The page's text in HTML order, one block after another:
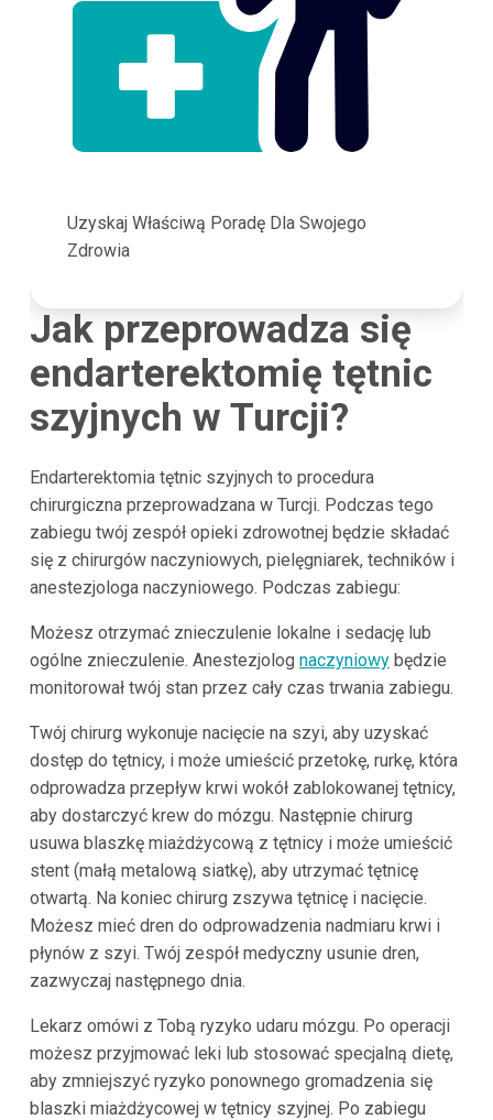
Uzyskaj Właściwą Poradę Dla Swojego
Zdrowia
Jak przeprowadza się
endarterektomię tętnic
szyjnych w Turcji?
Endarterektomia tętnic szyjnych to procedura
chirurgiczna przeprowadzana w Turcji. Podczas tego
zabiegu twój zespół opieki zdrowotnej będzie składać
się z chirurgów naczyniowych, pielęgniarek, techników i
anestezjologa naczyniowego. Podczas zabiegu:
Możesz otrzymać znieczulenie lokalne i sedację lub
ogólne znieczulenie. Anestezjolog naczyniowybędzie
monitorował twój stan przez cały czas trwania zabiegu.
Twój chirurg wykonuje nacięcie na szyi, aby uzyskać
dostęp do tętnicy, i może umieścić przetokę, rurkę, która
odprowadza przepływ krwi wokół zablokowanej tętnicy,
aby dostarczyć krew do mózgu. Następnie chirurg
usuwa blaszkę miażdżycową z tętnicy i może umieścić
stent (małą metalową siatkę), aby utrzymać tętnicę
otwartą. Na koniec chirurg zszywa tętnicę i nacięcie.
Możesz mieć dren do odprowadzenia nadmiaru krwi i
płynów z szyi. Twój zespół medyczny usunie dren,
zazwyczaj następnego dnia.
Lekarz omówi z Tobą ryzyko udaru mózgu. Po operacji
możesz przyjmować leki lub stosować specjalną dietę,
aby zmniejszyć ryzyko ponownego gromadzenia się
blaszki miażdżycowej w tętnicy szyjnej. Po zabiegu